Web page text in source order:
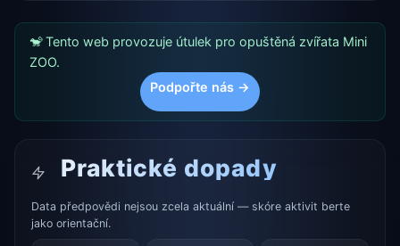
🐒 Tento web provozuje útulek pro opuštěná zvířata Mini
ZOO.
Podpořte nás →
Praktické dopady
Data předpovědi nejsou zcela aktuální — skóre aktivit berte
jako orientační.